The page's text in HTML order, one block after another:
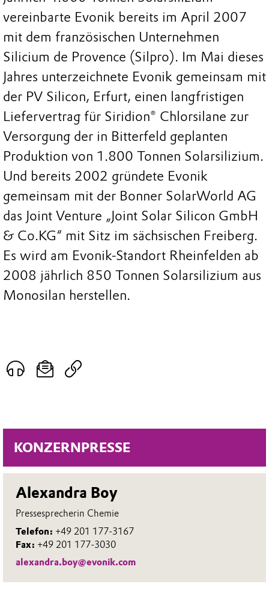
KONZERNPRESSE
Alexandra Boy
Pressesprecherin Chemie
Telefon: +49 201 177-3167
Fax: +49 201 177-3030
alexandra.boy@evonik.com
vereinbarte Evonik bereits im April 2007
mit dem französischen Unternehmen
Silicium de Provence (Silpro). Im Mai dieses
Jahres unterzeichnete Evonik gemeinsam mit
der PV Silicon, Erfurt, einen langfristigen
Liefervertrag für Siridion® Chlorsilane zur
Versorgung der in Bitterfeld geplanten
Produktion von 1.800 Tonnen Solarsilizium.
Und bereits 2002 gründete Evonik
gemeinsam mit der Bonner SolarWorld AG
das Joint Venture „Joint Solar Silicon GmbH
& Co.KG“ mit Sitz im sächsischen Freiberg.
Es wird am Evonik-Standort Rheinfelden ab
2008 jährlich 850 Tonnen Solarsilizium aus
Monosilan herstellen.